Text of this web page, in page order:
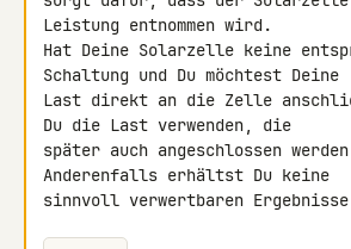
Leistung entnommen wird.
Hat Deine Solarzelle keine
Schaltung und Du möchtest Deine
Last direkt an die Zelle
Du die Last verwenden, die
später auch angeschlossen
Anderenfalls erhältst Du keine
sinnvoll verwertbaren